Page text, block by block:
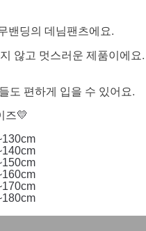
밴딩의 데님팬츠에요.
않고 멋스러운 제품이에요.
도 편하게 입을 수 있어요.
즈💛